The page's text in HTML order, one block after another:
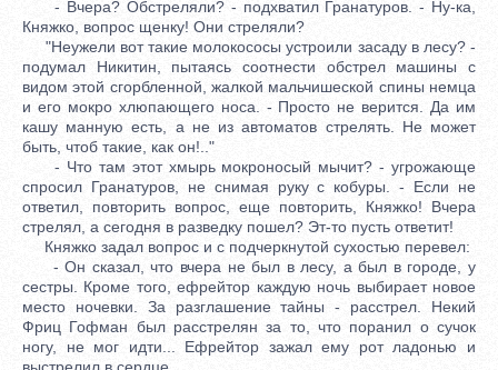
- Вчера? Обстреляли? - подхватил Гранатуров. - Ну-ка,
Княжко, вопрос щенку! Они стреляли?
"Неужели вот такие молокососы устроили засаду в лесу? -
подумал Никитин, пытаясь соотнести обстрел машины с
видом этой сгорбленной, жалкой мальчишеской спины немца
и его мокро хлюпающего носа. - Просто не верится. Да им
кашу манную есть, а не из автоматов стрелять. Не может
быть, чтоб такие, как он!.."
- Что там этот хмырь мокроносый мычит? - угрожающе
спросил Гранатуров, не снимая руку с кобуры. - Если не
ответил, повторить вопрос, еще повторить, Княжко! Вчера
стрелял, а сегодня в разведку пошел? Эт-то пусть ответит!
Княжко задал вопрос и с подчеркнутой сухостью перевел:
- Он сказал, что вчера не был в лесу, а был в городе, у
сестры. Кроме того, ефрейтор каждую ночь выбирает новое
место ночевки. За разглашение тайны - расстрел. Некий
Фриц Гофман был расстрелян за то, что поранил о сучок
ногу, не мог идти... Ефрейтор зажал ему рот ладонью и
выстрелил в сердце.